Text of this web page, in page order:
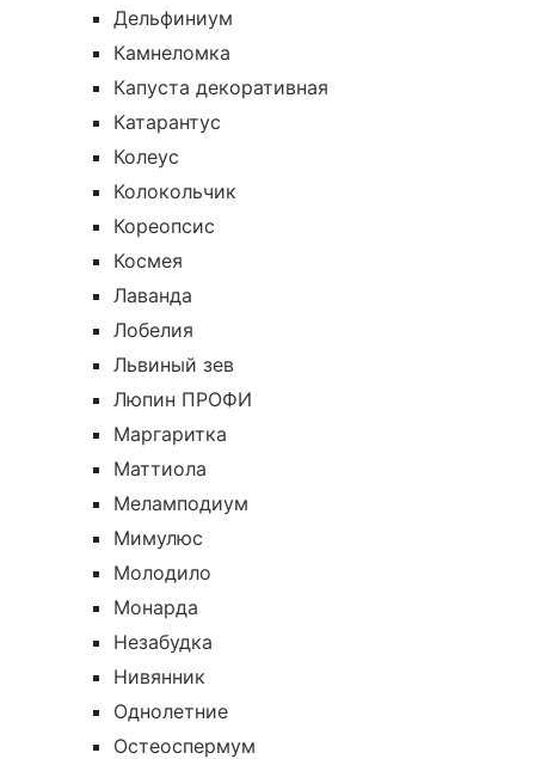
Дельфиниум
Камнеломка
Капуста декоративная
Катарантус
Колеус
Колокольчик
Кореопсис
Космея
Лаванда
Лобелия
Львиный зев
Люпин ПРОФИ
Маргаритка
Маттиола
Меламподиум
Мимулюс
Молодило
Монарда
Незабудка
Нивянник
Однолетние
Остеоспермум